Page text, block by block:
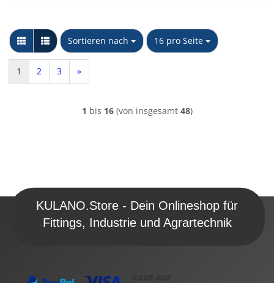
Sortieren nach
Sortieren nach 16 pro Seite
pro Seite
1 2 3 »
1 bis 16(von insgesamt 48)
KULANO.Store - Dein Onlineshop für
Fittings, Industrie und Agrartechnik